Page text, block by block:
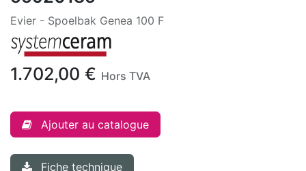
Evier - Spoelbak Genea 100 F
1.702,00 € Hors TVA
Ajouter au catalogue
Fiche technique